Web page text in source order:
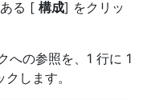
る [ 構成] をクリッ
への参照を、1 行に 1
クします。